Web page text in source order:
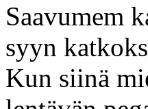
Saavumem
syyn
Kun siinä